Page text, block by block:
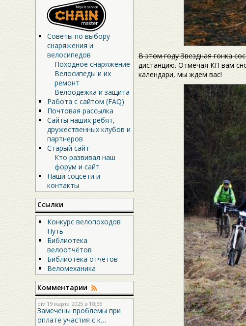
Советы по выбору
снаряжения и
велосипедов
Походное снаряжение
Велосипеды и их
ремонт
Велоодежка и защита
Работа с сайтом (FAQ)
Почтовая рассылка
Сайты наших ребят,
дружественных клубов и
партнеров
Старый сайт
Кто развивал наш
форум и сайт
Наши соцсети и
контакты
Ссылки
Конкурс велопоходов
Путь
Библиотека
велоотчётов
Библиотека отчётов
Веломеханика
Комментарии
div 19 марта 2025 в 18:36
Замечены проблемы при
оплате участия с к…
В этом году Звездная гонка
дистанцию. Отмечая КП вам
календари, мы ждем вас!